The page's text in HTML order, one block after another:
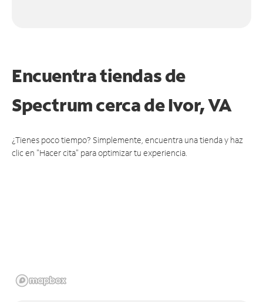
Encuentra tiendas de
Spectrum cerca deIvor, VA
¿Tienes poco tiempo? Simplemente, encuentra una tienda y haz
clic en "Hacer cita" para optimizar tu experiencia.